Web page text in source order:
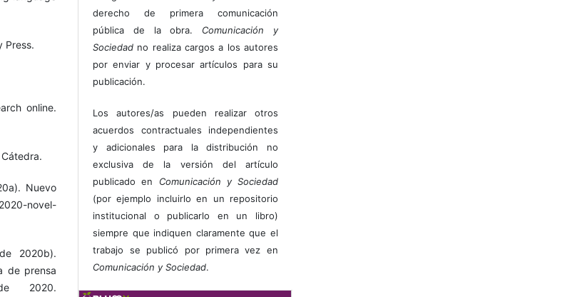
Press.
online.
Nuevo
novel-
2020b).
de prensa
2020‎.
derecho de primera comunicación
pública de la obra. Comunicación y
Sociedad no realiza cargos a los autores
por enviar y procesar artículos para su
publicación.
Los autores/as pueden realizar otros
acuerdos contractuales independientes
y adicionales para la distribución no
exclusiva de la versión del artículo
publicado en Comunicación y Sociedad
(por ejemplo incluirlo en un repositorio
institucional o publicarlo en un libro)
siempre que indiquen claramente que el
trabajo se publicó por primera vez en
Comunicación y Sociedad.